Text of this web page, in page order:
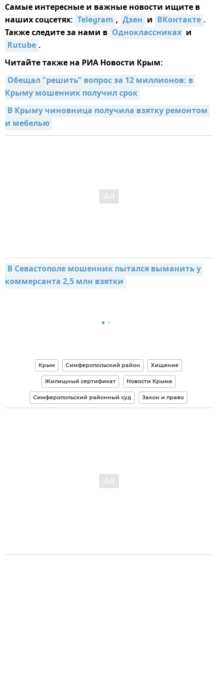
Самые интересные и важные новости ищите в
наших соцсетях: Telegram , Дзен и ВКонтакте .
Также следите за нами в Одноклассниках и
Rutube .
Читайте также на РИА Новости Крым:
Обещал "решить" вопрос за 12 миллионов: в
Крыму мошенник получил срок
В Крыму чиновница получила взятку ремонтом
и мебелью
В Севастополе мошенник пытался выманить у
коммерсанта 2,5 млн взятки
Крым Симферопольский район Хищение
Жилищный сертификат Новости Крыма
Симферопольский районный суд Закон и право